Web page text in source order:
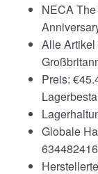
NECA
Alle Artikel
Preis: €
Globale